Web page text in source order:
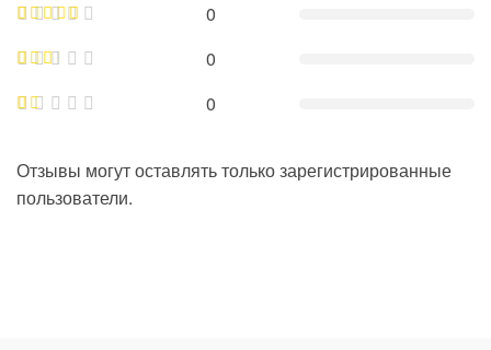
0
0
0
Отзывы могут оставлять только зарегистрированные
пользователи.